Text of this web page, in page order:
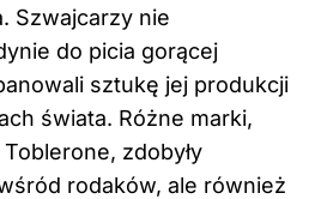
Szwajcarzy nie
do picia gorącej
sztukę jej produkcji
świata. Różne marki,
zdobyły
rodaków, ale również